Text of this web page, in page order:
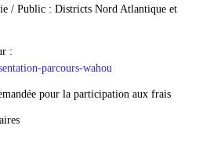
/ Public : Districts Nord Atlantique et
:
parcours-wahou
pour la participation aux frais